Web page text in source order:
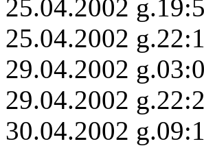
25.04.2002
25.04.2002
29.04.2002
29.04.2002
30.04.2002